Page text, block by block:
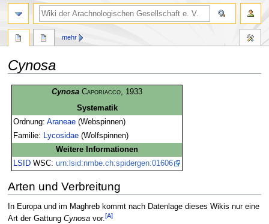
Cynosa
Cynosa Caporiacco , 1933
Systematik
Ordnung:Araneae (Webspinnen)
Familie:
Lycosidae (Wolfspinnen)
Weitere Informationen
LSID WSC:urn:lsid:nmbe.ch:spidergen:01606
Arten und Verbreitung
In Europa und im Maghreb kommt nach Datenlage dieses Wikis nur eine
Art der Gattung Cynosavor.[A]
mehr